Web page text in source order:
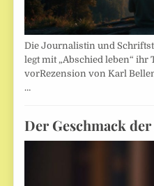
Die Journalistin und
legt mit „Abschied leben“ ihr
vorRezension von Karl
…
Der Geschmack